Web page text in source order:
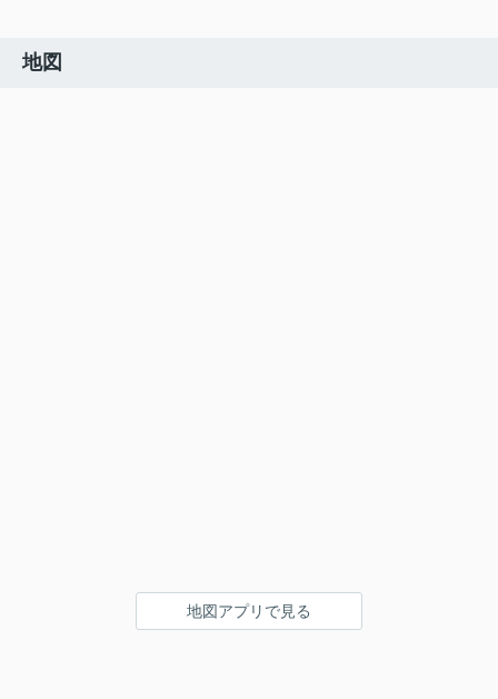
地図
地図アプリで見る